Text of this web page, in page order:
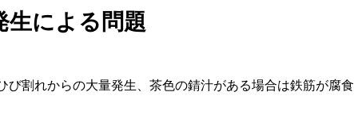
生による問題
び割れからの大量発生、茶色の錆汁がある場合は鉄筋が腐食